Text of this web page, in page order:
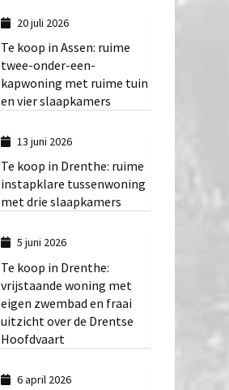
20 juli 2026
Te koop in Assen: ruime
twee-onder-een-
kapwoning met ruime tuin
en vier slaapkamers
13 juni 2026
Te koop in Drenthe: ruime
instapklare tussenwoning
met drie slaapkamers
5 juni 2026
Te koop in Drenthe:
vrijstaande woning met
eigen zwembad en fraai
uitzicht over de Drentse
Hoofdvaart
6 april 2026